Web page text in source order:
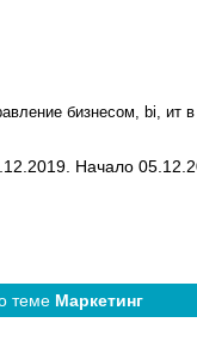
бизнесом, bi, ит
Начало
теме Маркетинг